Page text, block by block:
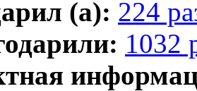
(а): 224
1032